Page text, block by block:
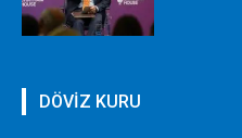
DÖVİZ KURU